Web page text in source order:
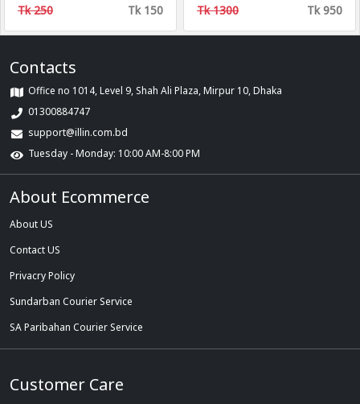
Tk 250 Tk 150 Tk 1300 Tk 950
Contacts
Office no 1014, Level 9, Shah Ali Plaza, Mirpur 10, Dhaka
01300884747
support@illin.com.bd
Tuesday - Monday: 10:00 AM-8:00 PM
About Ecommerce
About US
Contact US
Privacry Policy
Sundarban Courier Service
SA Paribahan Courier Service
Customer Care